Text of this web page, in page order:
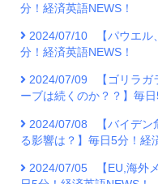
分！経済英語NEWS！
2024/07/10
【パウエ
分！経済英語NEWS！
2024/07/09
【ゴリラ
ーブは続くのか？？】毎
2024/07/08
【バイデ
る影響は？】毎日5分！経
2024/07/05
【EU,海外